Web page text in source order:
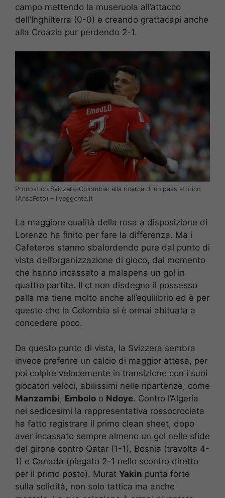
campo mettendo la museruola all’attacco
dell’Inghilterra (0-0) e creando grattacapi anche
alla Croazia pur perdendo 2-1.
Pronostico Svizzera-Colombia: alla ricerca di un pass storico
(AnsaFoto) – Ilveggente.it
La maggiore qualità della rosa a disposizione di
Lorenzo ha finito per fare la differenza. Ma i
Cafeteros stanno sbalordendo pure dal punto di
vista dell’organizzazione di gioco, dal momento
che hanno incassato a malapena un gol in
quattro partite. Il ct non disdegna il possesso
palla ma tiene molto anche all’equilibrio ed è per
questo che la Colombia si è ormai abituata a
concedere poco.
Da questo punto di vista, la Svizzera sembra
invece preferire un calcio di maggior attesa, per
poi colpire velocemente in transizione con i suoi
giocatori veloci, abilissimi nelle ripartenze, come
Manzambi, Embolo o Ndoye. Contro l’Algeria
nei sedicesimi la rappresentativa rossocrociata
ha fatto registrare il primo clean sheet, dopo
aver incassato sempre almeno un gol nelle sfide
del girone contro Qatar (1-1), Bosnia (travolta 4-
1) e Canada (piegato 2-1 nello scontro diretto
per il primo posto). Murat Yakin punta forte
sulla solidità, non solo tattica ma anche